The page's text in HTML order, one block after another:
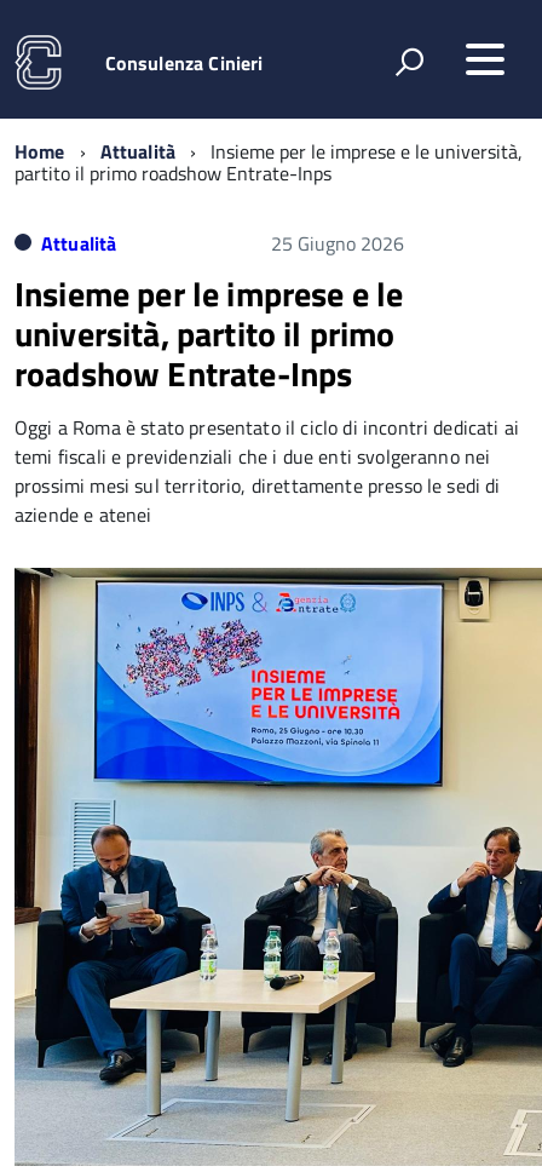
Consulenza Cinieri
Home Attualità Insieme per le imprese e le università,
partito il primo roadshow Entrate-Inps
Attualità 25 Giugno 2026
Insieme per le imprese e le
università, partito il primo
roadshow Entrate-Inps
Oggi a Roma è stato presentato il ciclo di incontri dedicati ai
temi fiscali e previdenziali che i due enti svolgeranno nei
prossimi mesi sul territorio, direttamente presso le sedi di
aziende e atenei